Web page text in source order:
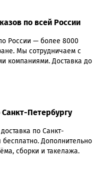
по всей России
России — более 8000
Мы сотрудничаем с
компаниями. Доставка до
Санкт-Петербургу
по Санкт-
бесплатно. Дополнительно
сборки и такелажа.